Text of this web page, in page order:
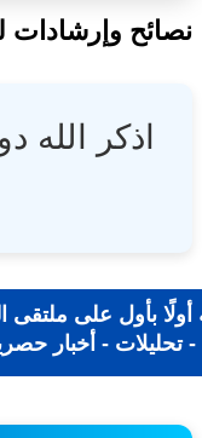
وإرشادات
اذكر الله
بأول على ملتقى
تحليلات - أخبار